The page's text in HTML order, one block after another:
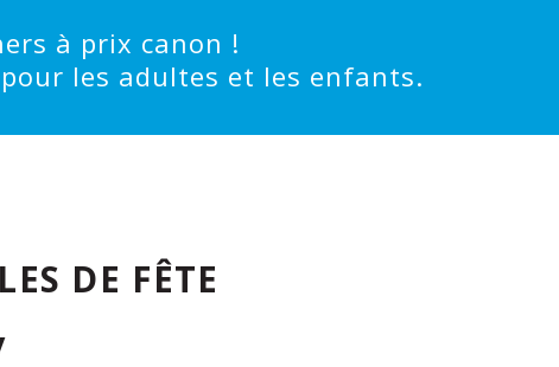
à prix canon !
les adultes et les enfants.
DE FÊTE